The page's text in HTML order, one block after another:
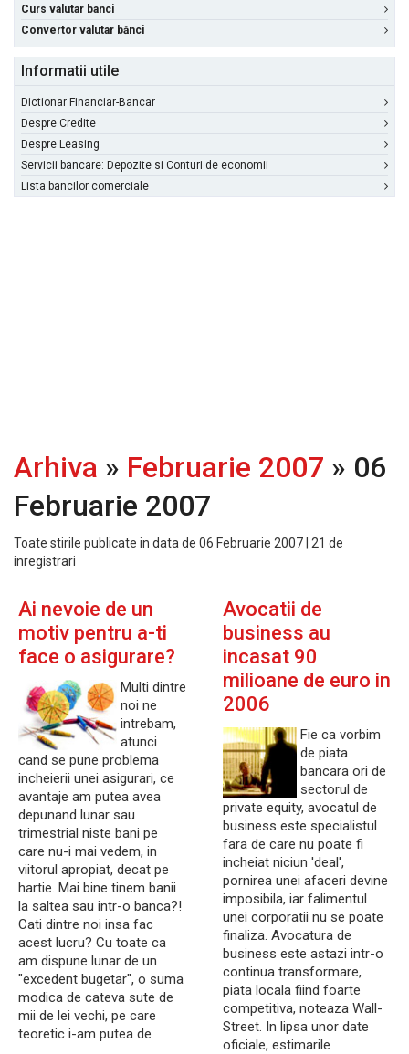
Curs valutar banci
Convertor valutar bănci
Informatii utile
Dictionar Financiar-Bancar
Despre Credite
Despre Leasing
Servicii bancare: Depozite si Conturi de economii
Lista bancilor comerciale
Arhiva » Februarie 2007 » 06
Februarie 2007
Toate stirile publicate in data de 06 Februarie 2007 | 21 de
inregistrari
Ai nevoie de un
motiv pentru a-ti
face o asigurare?
Multi dintre
noi ne
intrebam,
atunci
cand se pune problema
incheierii unei asigurari, ce
avantaje am putea avea
depunand lunar sau
trimestrial niste bani pe
care nu-i mai vedem, in
viitorul apropiat, decat pe
hartie. Mai bine tinem banii
la saltea sau intr-o banca?!
Cati dintre noi insa fac
acest lucru? Cu toate ca
am dispune lunar de un
"excedent bugetar", o suma
modica de cateva sute de
mii de lei vechi, pe care
teoretic i-am putea de
Avocatii de
business au
incasat 90
milioane de euro in
2006
Fie ca vorbim
de piata
bancara ori de
sectorul de
private equity, avocatul de
business este specialistul
fara de care nu poate fi
incheiat niciun 'deal',
pornirea unei afaceri devine
imposibila, iar falimentul
unei corporatii nu se poate
finaliza. Avocatura de
business este astazi intr-o
continua transformare,
piata locala fiind foarte
competitiva, noteaza Wall-
Street. In lipsa unor date
oficiale, estimarile